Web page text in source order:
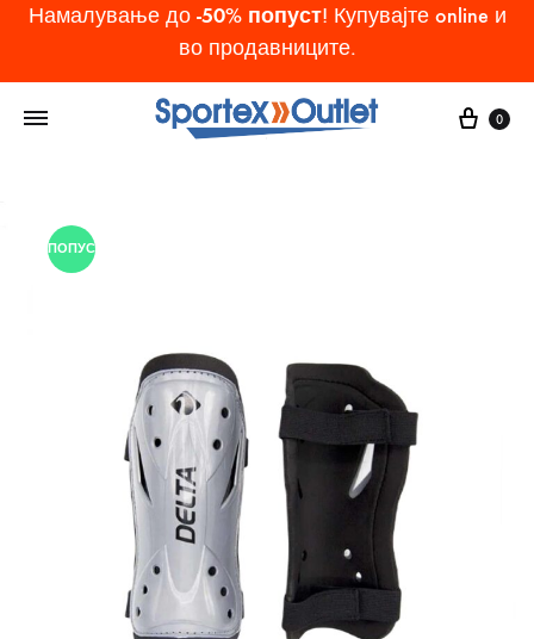
Намалување до -50% попуст! Купувајте online и
во продавниците.
Cart
0
ПОПУСТ